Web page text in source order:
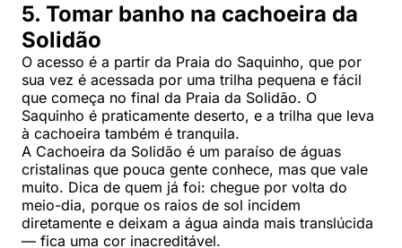
5. Tomar banho na cachoeira da
Solidão
O acesso é a partir da Praia do Saquinho, que por
sua vez é acessada por uma trilha pequena e fácil
que começa no final da Praia da Solidão. O
Saquinho é praticamente deserto, e a trilha que leva
à cachoeira também é tranquila.
A Cachoeira da Solidão é um paraíso de águas
cristalinas que pouca gente conhece, mas que vale
muito. Dica de quem já foi: chegue por volta do
meio-dia, porque os raios de sol incidem
diretamente e deixam a água ainda mais translúcida
— fica uma cor inacreditável.